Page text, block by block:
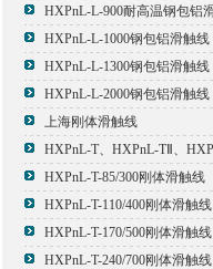
HXPnL-L-1000钢包铝滑触线
HXPnL-L-1300钢包铝滑触线
HXPnL-L-2000钢包铝滑触线
上海刚体滑触线
HXPnL-T-85/300刚体滑触线
HXPnL-T-110/400刚体滑触线
HXPnL-T-170/500刚体滑触线
HXPnL-T-240/700刚体滑触线